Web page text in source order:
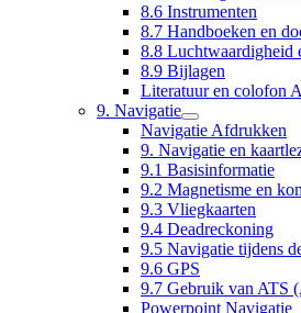
8.6 Instrumenten
8.7 Handboeken en
8.8 Luchtwaardigheid
8.9 Bijlagen
Literatuur en colofon
9. Navigatie
Navigatie Afdrukken
9. Navigatie en
9.1 Basisinformatie
9.2 Magnetisme en
9.3 Vliegkaarten
9.4 Deadreckoning
9.5 Navigatie tijdens
9.6 GPS
9.7 Gebruik van ATS
Powerpoint Navigatie